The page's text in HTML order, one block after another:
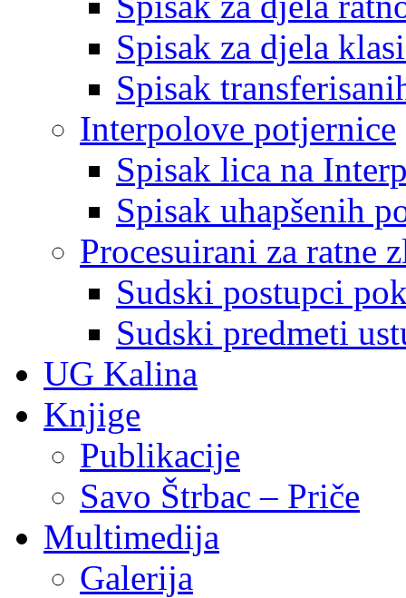
Spisak za djela
Spisak
Interpolove potjernice
Spisak lica na
Spisak uhapšenih
Procesuirani za ratne
Sudski postupci
Sudski predmeti
UG Kalina
Knjige
Publikacije
Savo Štrbac – Priče
Multimedija
Galerija